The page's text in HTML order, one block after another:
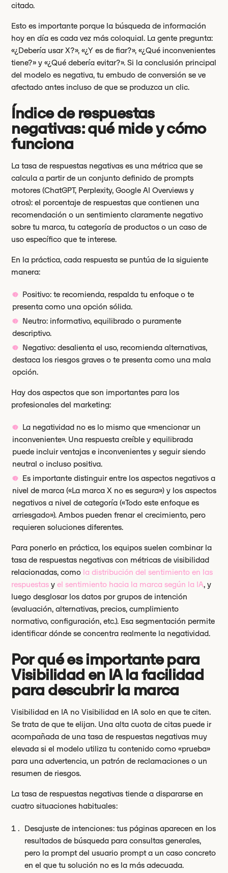
citado.
Esto es importante porque la búsqueda de información
hoy en día es cada vez más coloquial. La gente pregunta:
«¿Debería usar X?», «¿Y es de fiar?», «¿Qué inconvenientes
tiene?» y «¿Qué debería evitar?». Si la conclusión principal
del modelo es negativa, tu embudo de conversión se ve
afectado antes incluso de que se produzca un clic.
Índice de respuestas
negativas: qué mide y cómo
funciona
La tasa de respuestas negativas es una métrica que se
calcula a partir de un conjunto definido de prompts
motores (ChatGPT, Perplexity, Google AI Overviews y
otros): el porcentaje de respuestas que contienen una
recomendación o un sentimiento claramente negativo
sobre tu marca, tu categoría de productos o un caso de
uso específico que te interese.
En la práctica, cada respuesta se puntúa de la siguiente
manera:
Positivo: te recomienda, respalda tu enfoque o te
presenta como una opción sólida.
Neutro: informativo, equilibrado o puramente
descriptivo.
Negativo: desalienta el uso, recomienda alternativas,
destaca los riesgos graves o te presenta como una mala
opción.
Hay dos aspectos que son importantes para los
profesionales del marketing:
La negatividad no es lo mismo que «mencionar un
inconveniente». Una respuesta creíble y equilibrada
puede incluir ventajas e inconvenientes y seguir siendo
neutral o incluso positiva.
Es importante distinguir entre los aspectos negativos a
nivel de marca («La marca X no es segura») y los aspectos
negativos a nivel de categoría («Todo este enfoque es
arriesgado»). Ambos pueden frenar el crecimiento, pero
requieren soluciones diferentes.
Para ponerlo en práctica, los equipos suelen combinar la
tasa de respuestas negativas con métricas de visibilidad
relacionadas, como la distribución del sentimiento en las
respuestas yel sentimiento hacia la marca según la IA, y
luego desglosar los datos por grupos de intención
(evaluación, alternativas, precios, cumplimiento
normativo, configuración, etc.). Esa segmentación permite
identificar dónde se concentra realmente la negatividad.
Por qué es importante para
Visibilidad en IA la facilidad
para descubrir la marca
Visibilidad en IA no Visibilidad en IA solo en que te citen.
Se trata de que te elijan. Una alta cuota de citas puede ir
acompañada de una tasa de respuestas negativas muy
elevada si el modelo utiliza tu contenido como «prueba»
para una advertencia, un patrón de reclamaciones o un
resumen de riesgos.
La tasa de respuestas negativas tiende a dispararse en
cuatro situaciones habituales:
Desajuste de intenciones: tus páginas aparecen en los
resultados de búsqueda para consultas generales,
pero la prompt del usuario prompt a un caso concreto
en el que tu solución no es la más adecuada.